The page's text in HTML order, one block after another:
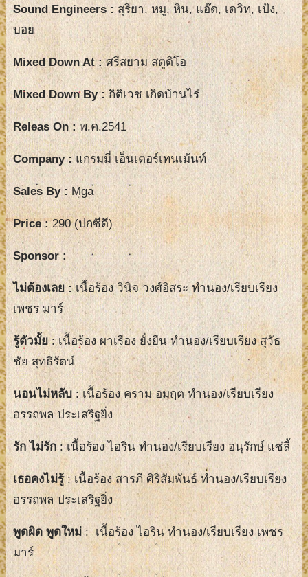
Sound Engineers : สุริยา, หมู, หิน, แอ๊ด, เดวิท, เป้ง,
บอย
Mixed Down At :ศรีสยาม สตูดิโอ
Mixed Down By :กิติเวช เกิดบ้านไร่
Releas On : พ.ค.2541
Company :แกรมมี่ เอ็นเตอร์เทนเม้นท์
Sales By : Mga
Price :290 (ปกซีดี)
Sponsor :
ไม่ต้องเลย:เนื้อร้อง วินิจ วงศ์อิสระ ทำนอง/เรียบเรียง
เพชร มาร์
รู้ตัวมั้ย: เนื้อร้อง ผาเรือง ยั่งยืน ทำนอง/เรียบเรียง สุวัธ
ชัย สุทธิรัตน์
นอนไม่หลับ: เนื้อร้อง คราม อมฤต ทำนอง/เรียบเรียง
อรรถพล ประเสริฐยิ่ง
รัก ไม่รัก: เนื้อร้อง ไอริน ทำนอง/เรียบเรียง อนุรักษ์ แซ่ลี้
เธอคงไม่รู้: เนื้อร้อง สารภี ศิริสัมพันธ์ ทำนอง/เรียบเรียง
อรรถพล ประเสริฐยิ่ง
พูดผิด พูดใหม่: เนื้อร้อง ไอริน ทำนอง/เรียบเรียง เพชร
มาร์